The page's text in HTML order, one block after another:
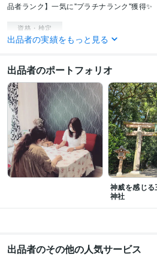
品者ランク】一気に"プラチナランク"獲得✨
資格・検定
ケアマネジャー（介護支援専門員）
得意分野
占い 霊視鑑定 守護霊メッセージ 人間関
決アドバイザー
悩み相談・カウンセリング 孤独で泣きそ
出品者の実績をもっと見る
出品者のポートフォリオ
神威を感じ
神社
出品者のその他の人気サービス